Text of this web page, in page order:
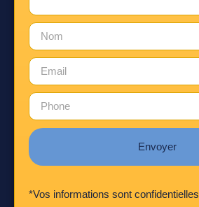
Envoyer
*Vos informations sont confidentielles